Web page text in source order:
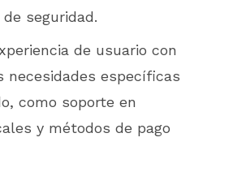
seguridad.
de usuario con
necesidades específicas
como soporte en
y métodos de pago